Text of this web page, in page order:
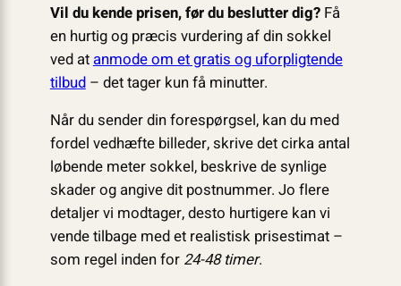
Vil du kende prisen, før du beslutter dig?Få
en hurtig og præcis vurdering af din sokkel
ved at anmode om et gratis og uforpligtende
tilbud– det tager kun få minutter.
Når du sender din forespørgsel, kan du med
fordel vedhæfte billeder, skrive det cirka antal
løbende meter sokkel, beskrive de synlige
skader og angive dit postnummer. Jo flere
detaljer vi modtager, desto hurtigere kan vi
vende tilbage med et realistisk prisestimat –
som regel inden for 24-48 timer.